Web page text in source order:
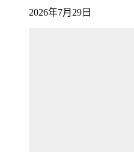
2026年7月29日